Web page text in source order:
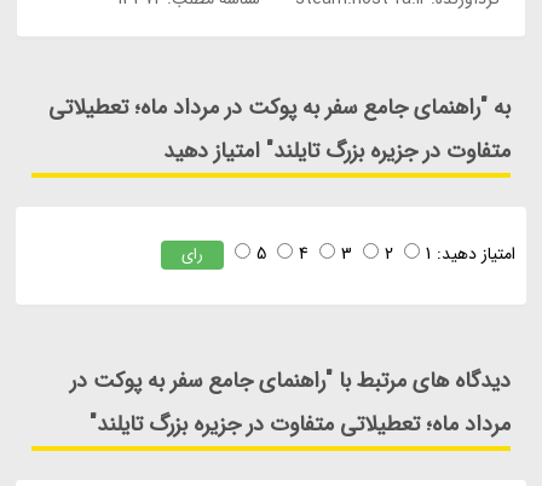
به "راهنمای جامع سفر به پوکت در مرداد ماه؛ تعطیلاتی
متفاوت در جزیره بزرگ تایلند" امتیاز دهید
امتیاز دهید: 1
2
3
4
5 رای
دیدگاه های مرتبط با "راهنمای جامع سفر به پوکت در
مرداد ماه؛ تعطیلاتی متفاوت در جزیره بزرگ تایلند"